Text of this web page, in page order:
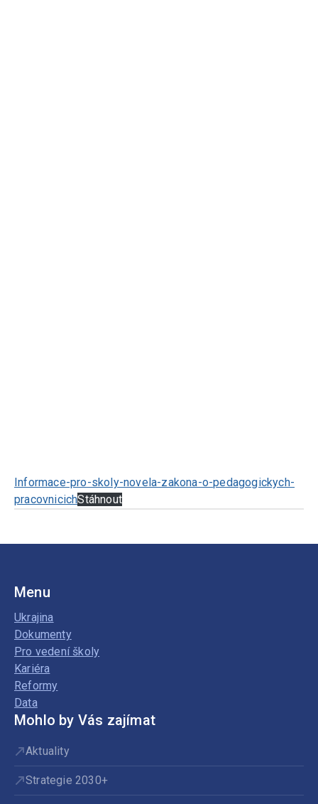
Informace-pro-skoly-novela-zakona-o-pedagogickych-
pracovnicichStáhnout
Menu
Ukrajina
Dokumenty
Pro vedení školy
Kariéra
Reformy
Data
Mohlo by Vás zajímat
Aktuality
Strategie 2030+